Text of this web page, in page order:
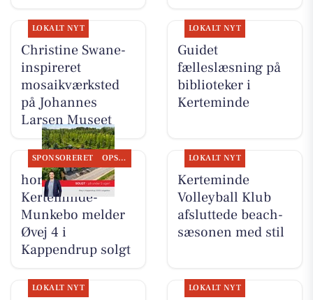
LOKALT NYT
Christine Swane-
inspireret
mosaikværksted
på Johannes
Larsen Museet
LOKALT NYT
Guidet
fælleslæsning på
biblioteker i
Kerteminde
SPONSORERET OPSLAGSTAVLEN
home
Kerteminde-
Munkebo melder
Øvej 4 i
Kappendrup solgt
LOKALT NYT
Kerteminde
Volleyball Klub
afsluttede beach-
sæsonen med stil
LOKALT NYT LOKALT NYT